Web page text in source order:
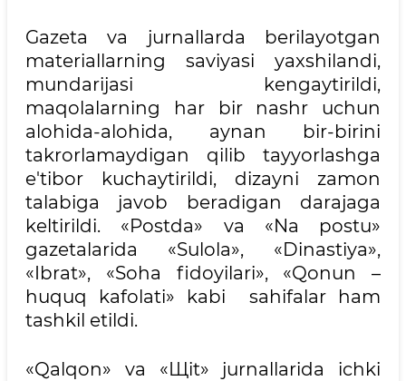
Gazeta va jurnallarda berilayotgan
materiallarning saviyasi yaxshilandi,
mundarijasi kengaytirildi,
maqolalarning har bir nashr uchun
alohida-alohida, aynan bir-birini
takrorlamaydigan qilib tayyorlashga
e'tibor kuchaytirildi, dizayni zamon
talabiga javob beradigan darajaga
keltirildi. «Postda» va «Na postu»
gazetalarida «Sulola», «Dinastiya»,
«Ibrat», «Soha fidoyilari», «Qonun –
huquq kafolati» kabi sahifalar ham
tashkil etildi.
«Qalqon» va «Щit» jurnallarida ichki